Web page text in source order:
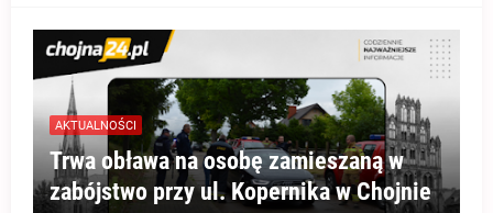
AKTUALNOŚCI
Trwa obława na osobę zamieszaną w
zabójstwo przy ul. Kopernika w Chojnie